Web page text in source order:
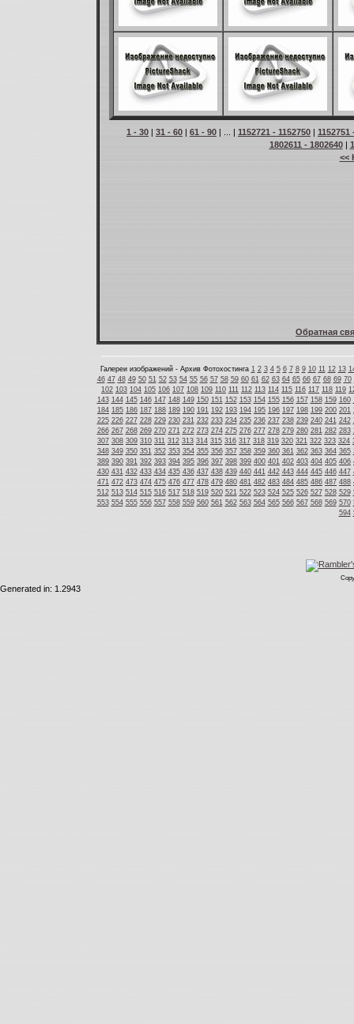
1 - 30 | 31 - 60 | 61 - 90 | ... | 1152721 - 1152750 | 1152751
1802611 - 1802640|
<<
Обратная
Галереи изображений - Архив Фотохостинга 1 2 3 4 5 6 7 8 9 10 11 12 13
46 47 48 49 50 51 52 53 54 55 56 57 58 59 60 61 62 63 64 65 66 67 68 69 70
102 103 104 105 106 107 108 109 110 111 112 113 114 115 116 117 118 119
143 144 145 146 147 148 149 150 151 152 153 154 155 156 157 158 159 160
184 185 186 187 188 189 190 191 192 193 194 195 196 197 198 199 200 201
225 226 227 228 229 230 231 232 233 234 235 236 237 238 239 240 241 242
266 267 268 269 270 271 272 273 274 275 276 277 278 279 280 281 282 283
307 308 309 310 311 312 313 314 315 316 317 318 319 320 321 322 323 324
348 349 350 351 352 353 354 355 356 357 358 359 360 361 362 363 364 365
389 390 391 392 393 394 395 396 397 398 399 400 401 402 403 404 405 406
430 431 432 433 434 435 436 437 438 439 440 441 442 443 444 445 446 447
471 472 473 474 475 476 477 478 479 480 481 482 483 484 485 486 487 488
512 513 514 515 516 517 518 519 520 521 522 523 524 525 526 527 528 529
553 554 555 556 557 558 559 560 561 562 563 564 565 566 567 568 569 570
594
Generated in: 1.2943